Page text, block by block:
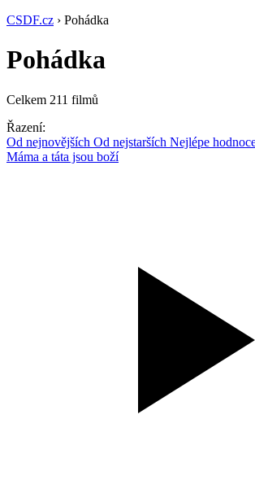
CSDF.cz › Pohádka
Pohádka
Celkem 211 filmů
Řazení:
Od nejnovějších Od nejstarších Nejlépe
Máma a táta jsou boží